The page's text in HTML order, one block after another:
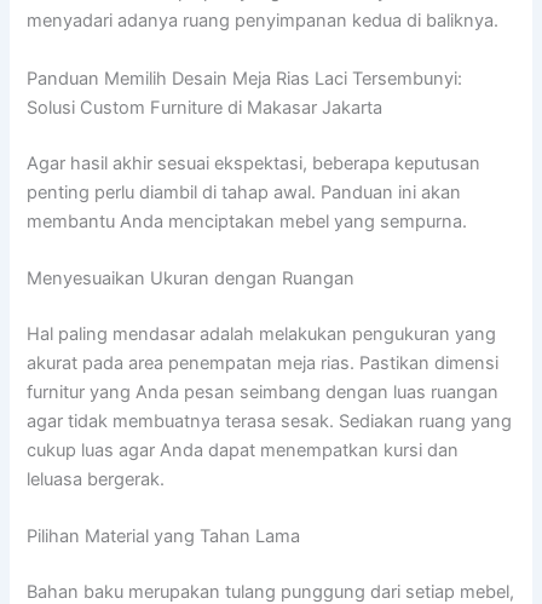
menyadari adanya ruang penyimpanan kedua di baliknya.
Panduan Memilih Desain Meja Rias Laci Tersembunyi:
Solusi Custom Furniture di Makasar Jakarta
Agar hasil akhir sesuai ekspektasi, beberapa keputusan
penting perlu diambil di tahap awal. Panduan ini akan
membantu Anda menciptakan mebel yang sempurna.
Menyesuaikan Ukuran dengan Ruangan
Hal paling mendasar adalah melakukan pengukuran yang
akurat pada area penempatan meja rias. Pastikan dimensi
furnitur yang Anda pesan seimbang dengan luas ruangan
agar tidak membuatnya terasa sesak. Sediakan ruang yang
cukup luas agar Anda dapat menempatkan kursi dan
leluasa bergerak.
Pilihan Material yang Tahan Lama
Bahan baku merupakan tulang punggung dari setiap mebel,